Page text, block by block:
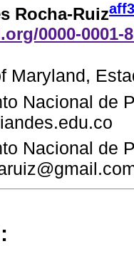
Rocha-Ruizaff3
0000-0001-
Maryland,
Nacional de
Nacional de